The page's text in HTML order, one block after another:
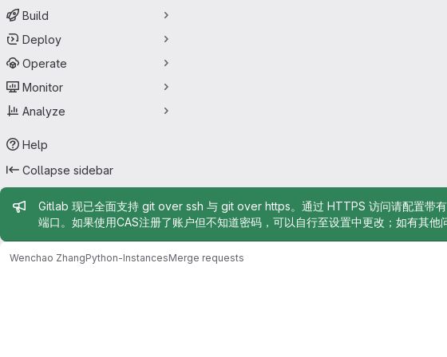
Build
Deploy
Operate
Monitor
Analyze
Help
Collapse sidebar
Admin message
Gitlab 现已全面支持 git over ssh 与 git over https。通过 HTTPS 访问请配置
端口。如果使用CAS注册了账户但不知道密码，可以自行至设置中更改；如有其他
Wenchao ZhangPython-InstancesMerge requests